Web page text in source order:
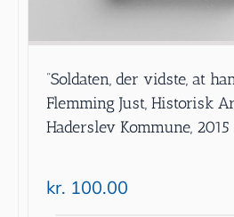
”Soldaten, der vidste, at
Flemming Just, Historisk
Haderslev Kommune, 2015
kr. 100.00